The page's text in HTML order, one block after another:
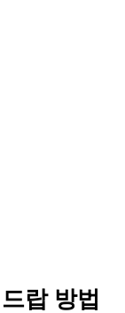
랍 방법